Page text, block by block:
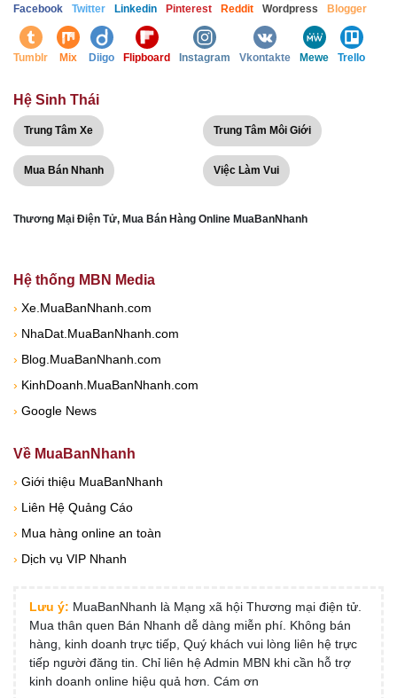
Facebook Twitter Linkedin Pinterest Reddit Wordpress Blogger
Tumblr Mix Diigo Flipboard Instagram Vkontakte Mewe Trello
Hệ Sinh Thái
Trung Tâm Xe Trung Tâm Môi Giới
Mua Bán Nhanh Việc Làm Vui
Thương Mại Điện Tử, Mua Bán Hàng Online MuaBanNhanh
Hệ thống MBN Media
› Xe.MuaBanNhanh.com
› NhaDat.MuaBanNhanh.com
› Blog.MuaBanNhanh.com
› KinhDoanh.MuaBanNhanh.com
› Google News
Về MuaBanNhanh
› Giới thiệu MuaBanNhanh
› Liên Hệ Quảng Cáo
› Mua hàng online an toàn
› Dịch vụ VIP Nhanh
Lưu ý: MuaBanNhanh là Mạng xã hội Thương mại điện tử.
Mua thân quen Bán Nhanh dễ dàng miễn phí. Không bán
hàng, kinh doanh trực tiếp, Quý khách vui lòng liên hệ trực
tiếp người đăng tin. Chỉ liên hệ Admin MBN khi cần hỗ trợ
kinh doanh online hiệu quả hơn. Cám ơn